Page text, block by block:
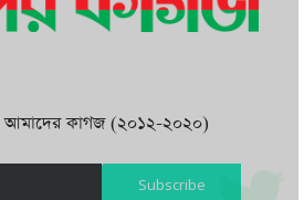
আমাদের কাগজ (২০১২-২০২০)